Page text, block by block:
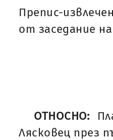
Препис-
от заседание
ОТНОСНО:
Лясковец през